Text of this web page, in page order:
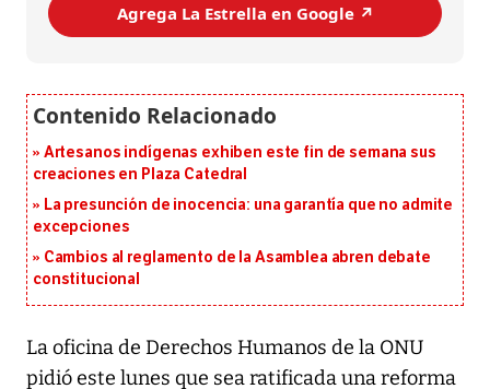
Agrega La Estrella en Google ↗️
Artesanos indígenas exhiben este fin de semana sus
creaciones en Plaza Catedral
La presunción de inocencia: una garantía que no admite
excepciones
Cambios al reglamento de la Asamblea abren debate
constitucional
La oficina de Derechos Humanos de la ONU
pidió este lunes que sea ratificada una reforma